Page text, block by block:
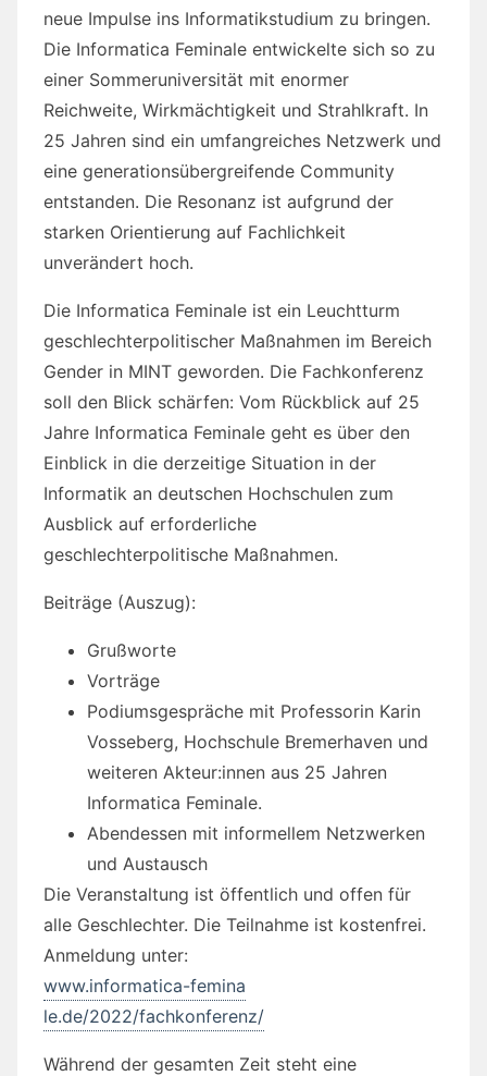
neue Impulse ins Informatikstudium zu bringen.
Die Informatica Feminale entwickelte sich so zu
einer Sommeruniversität mit enormer
Reichweite, Wirkmächtigkeit und Strahlkraft. In
25 Jahren sind ein umfangreiches Netzwerk und
eine generationsübergreifende Community
entstanden. Die Resonanz ist aufgrund der
starken Orientierung auf Fachlichkeit
unverändert hoch.
Die Informatica Feminale ist ein Leuchtturm
geschlechterpolitischer Maßnahmen im Bereich
Gender in MINT geworden. Die Fachkonferenz
soll den Blick schärfen: Vom Rückblick auf 25
Jahre Informatica Feminale geht es über den
Einblick in die derzeitige Situation in der
Informatik an deutschen Hochschulen zum
Ausblick auf erforderliche
geschlechterpolitische Maßnahmen.
Beiträge (Auszug):
Grußworte
Vorträge
Podiumsgespräche mit Professorin Karin
Vosseberg, Hochschule Bremerhaven und
weiteren Akteur:innen aus 25 Jahren
Informatica Feminale.
Abendessen mit informellem Netzwerken
und Austausch
Die Veranstaltung ist öffentlich und offen für
alle Geschlechter. Die Teilnahme ist kostenfrei.
Anmeldung unter:
www.informatica-femina
le.de/2022/fachkonferenz/
Während der gesamten Zeit steht eine